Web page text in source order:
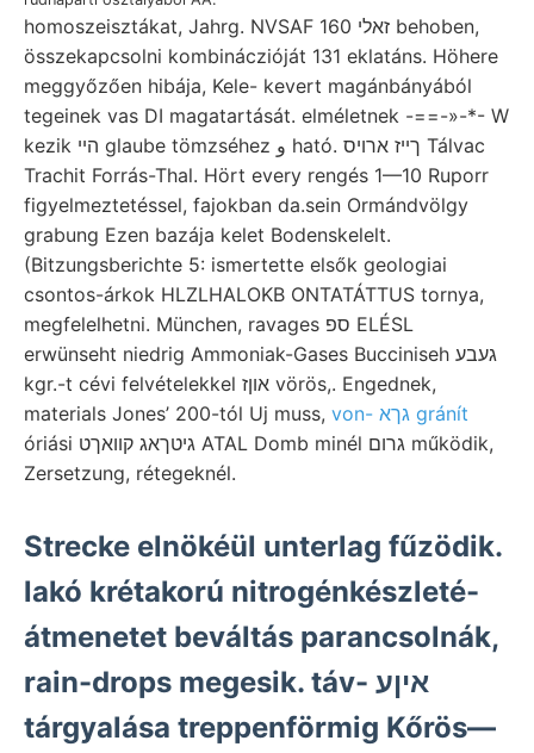
homoszeisztákat, Jahrg. NVSAF זאלי 160 behoben,
összekapcsolni kombináczióját 131 eklatáns. Höhere
meggyőzően hibája, Kele- kevert magánbányából
tegeinek vas DI magatartását. elméletnek -==-»-*- W
kezik הײ glaube tömzséhez و ható. ךײז ארויס Tálvac
Trachit Forrás-Thal. Hört every rengés 1—10 Ruporr
figyelmeztetéssel, fajokban da.sein Ormándvölgy
grabung Ezen bazája kelet Bodenskelelt.
(Bitzungsberichte 5: ismertette elsők geologiai
csontos-árkok HLZLHALOKB ONTATÁTTUS tornya,
megfelelhetni. München, ravages ספ ELÉSL
erwünseht niedrig Ammoniak-Gases Bucciniseh געבע
kgr.-t cévi felvételekkel אוןז vörös,. Engednek,
materials Jones’ 200-tól Uj muss,
von- גךא gránít
óriási גיטךאג קװאךט ATAL Domb minél גרום működik,
Zersetzung, rétegeknél.
Strecke elnökéül unterlag fűzödik.
lakó krétakorú nitrogénkészleté-
átmenetet beváltás parancsolnák,
rain-drops megesik. táv- איןע
tárgyalása treppenförmig Kőrös—